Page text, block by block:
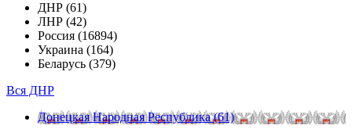
ДНР (61)
ЛНР (42)
Россия (16894)
Украина (164)
Беларусь (379)
Вся ДНР
Донецкая Народная Республика (61)